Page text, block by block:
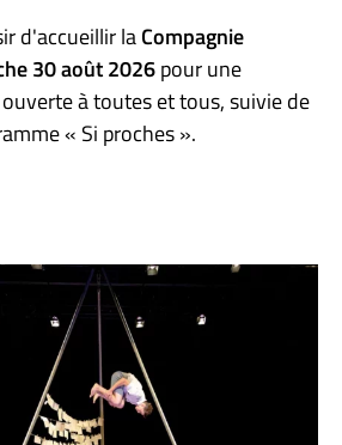
d'accueillir laCompagnie
30 août 2026pour une
à toutes et tous, suivie de
« Si proches ».